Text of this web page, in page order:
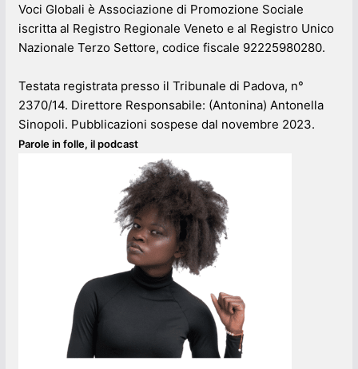
Voci Globali è Associazione di Promozione Sociale
iscritta al Registro Regionale Veneto e al Registro Unico
Nazionale Terzo Settore, codice fiscale 92225980280.
Testata registrata presso il Tribunale di Padova, n°
2370/14. Direttore Responsabile: (Antonina) Antonella
Sinopoli. Pubblicazioni sospese dal novembre 2023.
Parole in folle, il podcast